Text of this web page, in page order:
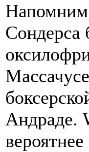
Сондерса
Андраде.